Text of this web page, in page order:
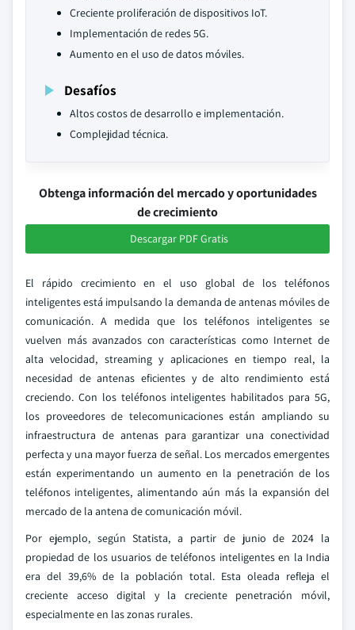
Creciente proliferación de dispositivos IoT.
Implementación de redes 5G.
Aumento en el uso de datos móviles.
Desafíos
Altos costos de desarrollo e implementación.
Complejidad técnica.
Obtenga información del mercado y oportunidades
de crecimiento
Descargar PDF Gratis
El rápido crecimiento en el uso global de los teléfonos
inteligentes está impulsando la demanda de antenas móviles de
comunicación. A medida que los teléfonos inteligentes se
vuelven más avanzados con características como Internet de
alta velocidad, streaming y aplicaciones en tiempo real, la
necesidad de antenas eficientes y de alto rendimiento está
creciendo. Con los teléfonos inteligentes habilitados para 5G,
los proveedores de telecomunicaciones están ampliando su
infraestructura de antenas para garantizar una conectividad
perfecta y una mayor fuerza de señal. Los mercados emergentes
están experimentando un aumento en la penetración de los
teléfonos inteligentes, alimentando aún más la expansión del
mercado de la antena de comunicación móvil.
Por ejemplo, según Statista, a partir de junio de 2024 la
propiedad de los usuarios de teléfonos inteligentes en la India
era del 39,6% de la población total. Esta oleada refleja el
creciente acceso digital y la creciente penetración móvil,
especialmente en las zonas rurales.